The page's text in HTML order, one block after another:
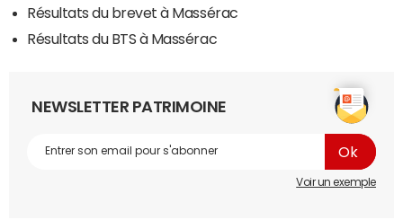
Résultats du brevet à Massérac
Résultats du BTS à Massérac
NEWSLETTER PATRIMOINE
Voir un exemple